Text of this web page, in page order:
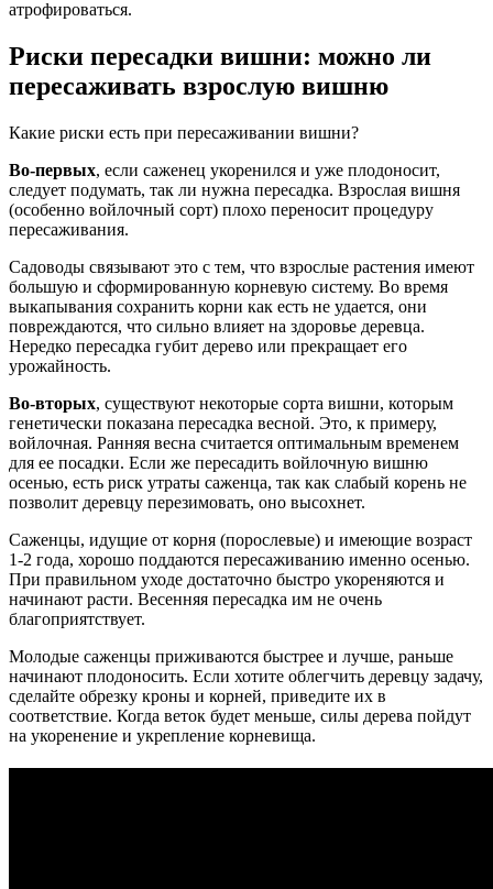
атрофироваться.
Риски пересадки вишни: можно ли
пересаживать взрослую вишню
Какие риски есть при пересаживании вишни?
Во-первых, если саженец укоренился и уже плодоносит,
следует подумать, так ли нужна пересадка. Взрослая вишня
(особенно войлочный сорт) плохо переносит процедуру
пересаживания.
Садоводы связывают это с тем, что взрослые растения имеют
большую и сформированную корневую систему. Во время
выкапывания сохранить корни как есть не удается, они
повреждаются, что сильно влияет на здоровье деревца.
Нередко пересадка губит дерево или прекращает его
урожайность.
Во-вторых, существуют некоторые сорта вишни, которым
генетически показана пересадка весной. Это, к примеру,
войлочная. Ранняя весна считается оптимальным временем
для ее посадки. Если же пересадить войлочную вишню
осенью, есть риск утраты саженца, так как слабый корень не
позволит деревцу перезимовать, оно высохнет.
Саженцы, идущие от корня (порослевые) и имеющие возраст
1-2 года, хорошо поддаются пересаживанию именно осенью.
При правильном уходе достаточно быстро укореняются и
начинают расти. Весенняя пересадка им не очень
благоприятствует.
Молодые саженцы приживаются быстрее и лучше, раньше
начинают плодоносить. Если хотите облегчить деревцу задачу,
сделайте обрезку кроны и корней, приведите их в
соответствие. Когда веток будет меньше, силы дерева пойдут
на укоренение и укрепление корневища.